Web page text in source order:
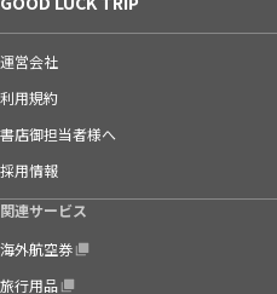
運営会社
利用規約
書店御担当者様へ
採用情報
関連サービス
海外航空券
旅行用品